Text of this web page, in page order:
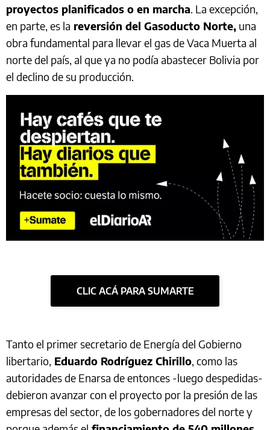
proyectos planificados o en marcha. La excepción,
en parte, es la reversión del Gasoducto Norte, una
obra fundamental para llevar el gas de Vaca Muerta al
norte del país, al que ya no podía abastecer Bolivia por
el declino de su producción.
CLIC ACÁ PARA SUMARTE
Tanto el primer secretario de Energía del Gobierno
libertario, Eduardo Rodríguez Chirillo, como las
autoridades de Enarsa de entonces -luego despedidas-
debieron avanzar con el proyecto por la presión de las
empresas del sector, de los gobernadores del norte y